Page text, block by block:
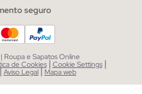
seguro
Roupa e Sapatos Online
de Cookies | Cookie Settings |
|Aviso Legal| Mapa web